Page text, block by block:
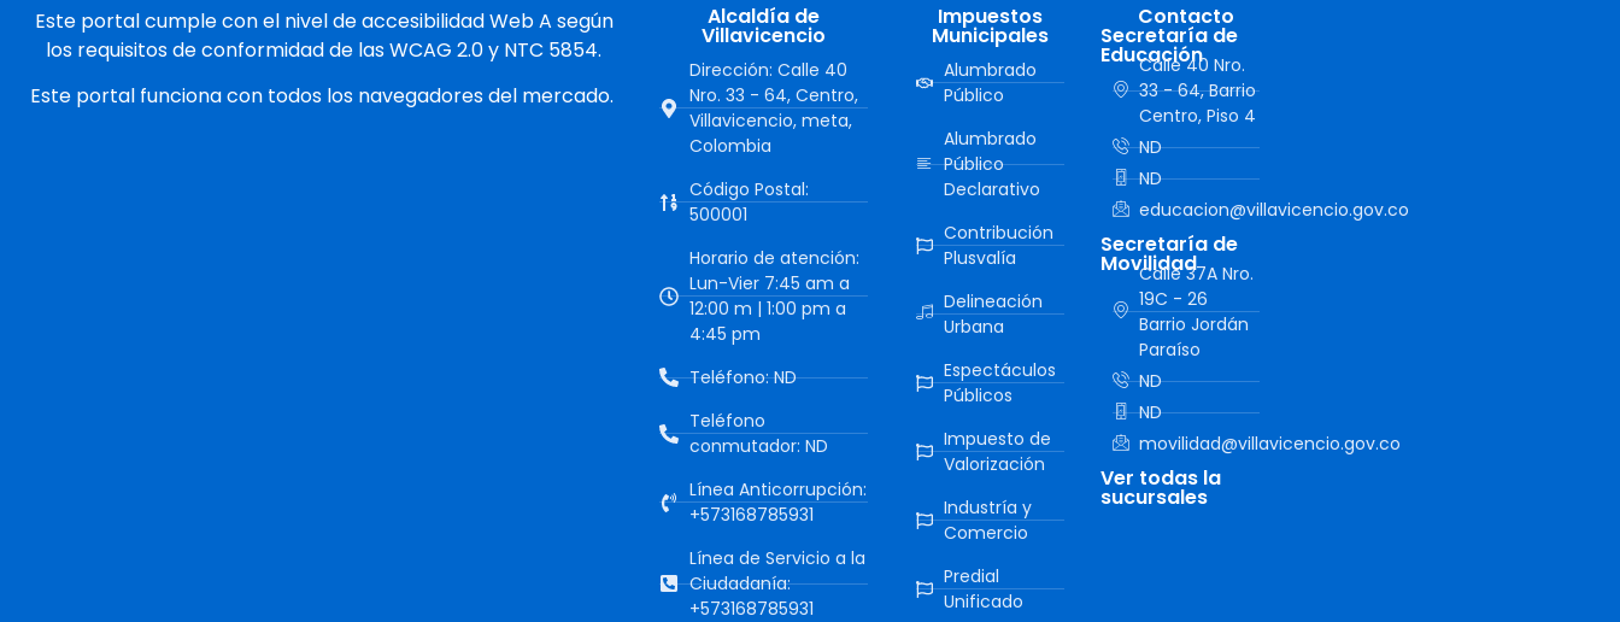
Este portal cumple con el nivel de accesibilidad Web A según
los requisitos de conformidad de las WCAG 2.0 y NTC 5854.
Este portal funciona con todos los navegadores del mercado.
Alcaldía de
Villavicencio
Dirección: Calle 40
Nro. 33 - 64, Centro,
Villavicencio, meta,
Colombia
Código Postal:
500001
Horario de atención:
Lun-Vier 7:45 am a
12:00 m | 1:00 pm a
4:45 pm
Teléfono: ND
Teléfono
conmutador: ND
Línea Anticorrupción:
+573168785931
Línea de Servicio a la
Ciudadanía:
+573168785931
Impuestos
Municipales
Alumbrado
Público
Alumbrado
Público
Declarativo
Contribución
Plusvalía
Delineación
Urbana
Espectáculos
Públicos
Impuesto de
Valorización
Industría y
Comercio
Predial
Unificado
Contacto
Secretaría de
Educación
Calle 40 Nro.
33 - 64, Barrio
Centro, Piso 4
ND
ND
educacion@villavicencio.gov.co
Secretaría de
Movilidad
Calle 37A Nro.
19C - 26
Barrio Jordán
Paraíso
ND
ND
movilidad@villavicencio.gov.co
Ver todas la
sucursales